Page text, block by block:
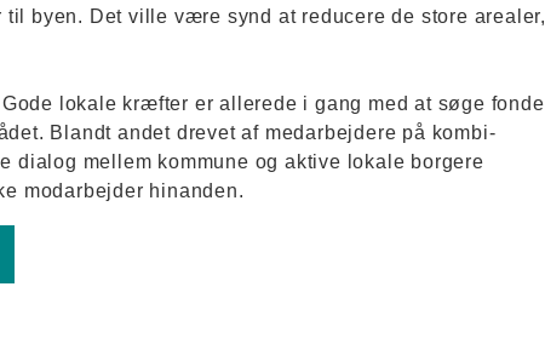
byen. Det ville være synd at reducere de store arealer,
lokale kræfter er allerede i gang med at søge fonde
Blandt andet drevet af medarbejdere på kombi-
dialog mellem kommune og aktive lokale borgere
modarbejder hinanden.